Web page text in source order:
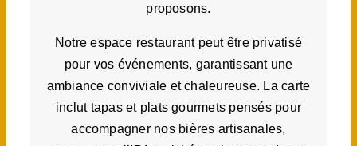
proposons.
Notre espace restaurant peut être privatisé
pour vos événements, garantissant une
ambiance conviviale et chaleureuse. La carte
inclut tapas et plats gourmets pensés pour
accompagner nos bières artisanales,